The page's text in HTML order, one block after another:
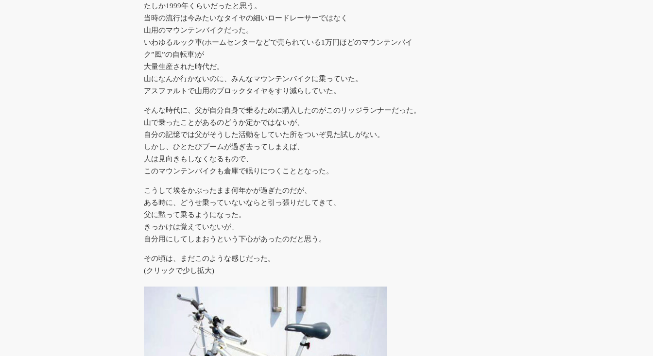
たしか1999年くらいだったと思う。
当時の流行は今みたいなタイヤの細いロードレーサーではなく
山用のマウンテンバイクだった。
いわゆるルック車(ホームセンターなどで売られている1万円ほどのマウンテンバイ
ク”風”の自転車)が
大量生産された時代だ。
山になんか行かないのに、みんなマウンテンバイクに乗っていた。
アスファルトで山用のブロックタイヤをすり減らしていた。
そんな時代に、父が自分自身で乗るために購入したのがこのリッジランナーだった。
山で乗ったことがあるのどうか定かではないが、
自分の記憶では父がそうした活動をしていた所をついぞ見た試しがない。
しかし、ひとたびブームが過ぎ去ってしまえば、
人は見向きもしなくなるもので、
このマウンテンバイクも倉庫で眠りにつくこととなった。
こうして埃をかぶったまま何年かが過ぎたのだが、
ある時に、どうせ乗っていないならと引っ張りだしてきて、
父に黙って乗るようになった。
きっかけは覚えていないが、
自分用にしてしまおうという下心があったのだと思う。
その頃は、まだこのような感じだった。
(クリックで少し拡大)